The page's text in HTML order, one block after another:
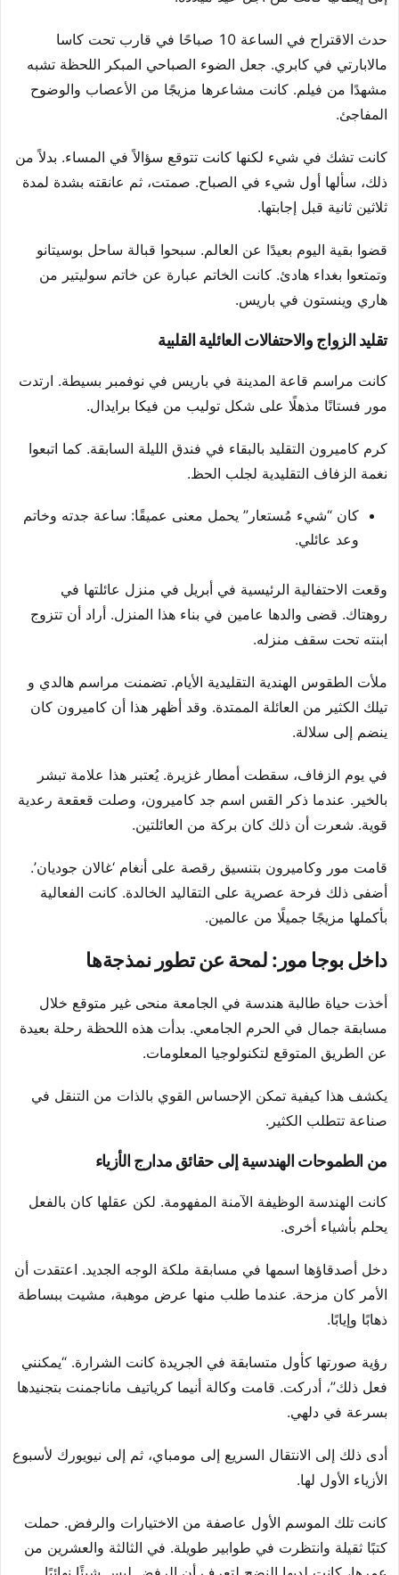
حدث الاقتراح في الساعة 10 صباحًا في قارب تحت كاسا
مالابارتي في كابري. جعل الضوء الصباحي المبكر اللحظة تشبه
مشهدًا من فيلم. كانت مشاعرها مزيجًا من الأعصاب والوضوح
المفاجئ.
كانت تشك في شيء لكنها كانت تتوقع سؤالاً في المساء. بدلاً من
ذلك، سألها أول شيء في الصباح. صمتت، ثم عانقته بشدة لمدة
ثلاثين ثانية قبل إجابتها.
قضوا بقية اليوم بعيدًا عن العالم. سبحوا قبالة ساحل بوسيتانو
وتمتعوا بغداء هادئ. كانت الخاتم عبارة عن خاتم سوليتير من
هاري وينستون في باريس.
تقليد الزواج والاحتفالات العائلية القلبية
كانت مراسم قاعة المدينة في باريس في نوفمبر بسيطة. ارتدت
مور فستانًا مذهلًا على شكل توليب من فيكا برايدال.
كرم كاميرون التقليد بالبقاء في فندق الليلة السابقة. كما اتبعوا
نغمة الزفاف التقليدية لجلب الحظ.
كان “شيء مُستعار” يحمل معنى عميقًا: ساعة جدته وخاتم
وعد عائلي.
وقعت الاحتفالية الرئيسية في أبريل في منزل عائلتها في
روهتاك. قضى والدها عامين في بناء هذا المنزل. أراد أن تتزوج
ابنته تحت سقف منزله.
ملأت الطقوس الهندية التقليدية الأيام. تضمنت مراسم هالدي و
تيلك الكثير من العائلة الممتدة. وقد أظهر هذا أن كاميرون كان
ينضم إلى سلالة.
في يوم الزفاف، سقطت أمطار غزيرة. يُعتبر هذا علامة تبشر
بالخير. عندما ذكر القس اسم جد كاميرون، وصلت قعقعة رعدية
قوية. شعرت أن ذلك كان بركة من العائلتين.
قامت مور وكاميرون بتنسيق رقصة على أنغام ‘غالان جوديان’.
أضفى ذلك فرحة عصرية على التقاليد الخالدة. كانت الفعالية
بأكملها مزيجًا جميلًا من عالمين.
داخل بوجا مور: لمحة عن تطور نمذجةها
أخذت حياة طالبة هندسة في الجامعة منحى غير متوقع خلال
مسابقة جمال في الحرم الجامعي. بدأت هذه اللحظة رحلة بعيدة
عن الطريق المتوقع لتكنولوجيا المعلومات.
يكشف هذا كيفية تمكن الإحساس القوي بالذات من التنقل في
صناعة تتطلب الكثير.
من الطموحات الهندسية إلى حقائق مدارج الأزياء
كانت الهندسة الوظيفة الآمنة المفهومة. لكن عقلها كان بالفعل
يحلم بأشياء أخرى.
دخل أصدقاؤها اسمها في مسابقة ملكة الوجه الجديد. اعتقدت أن
الأمر كان مزحة. عندما طلب منها عرض موهبة، مشيت ببساطة
ذهابًا وإيابًا.
رؤية صورتها كأول متسابقة في الجريدة كانت الشرارة. “يمكنني
فعل ذلك”، أدركت. قامت وكالة أنيما كرياتيف ماناجمنت بتجنيدها
بسرعة في دلهي.
أدى ذلك إلى الانتقال السريع إلى مومباي، ثم إلى نيويورك لأسبوع
الأزياء الأول لها.
كانت تلك الموسم الأول عاصفة من الاختيارات والرفض. حملت
كتبًا ثقيلة وانتظرت في طوابير طويلة. في الثالثة والعشرين من